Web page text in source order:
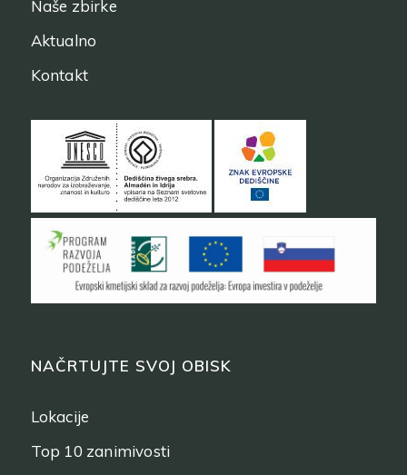
Naše zbirke
Aktualno
Kontakt
NAČRTUJTE SVOJ OBISK
Lokacije
Top 10 zanimivosti